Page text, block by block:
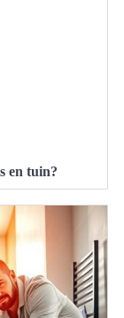
en tuin?